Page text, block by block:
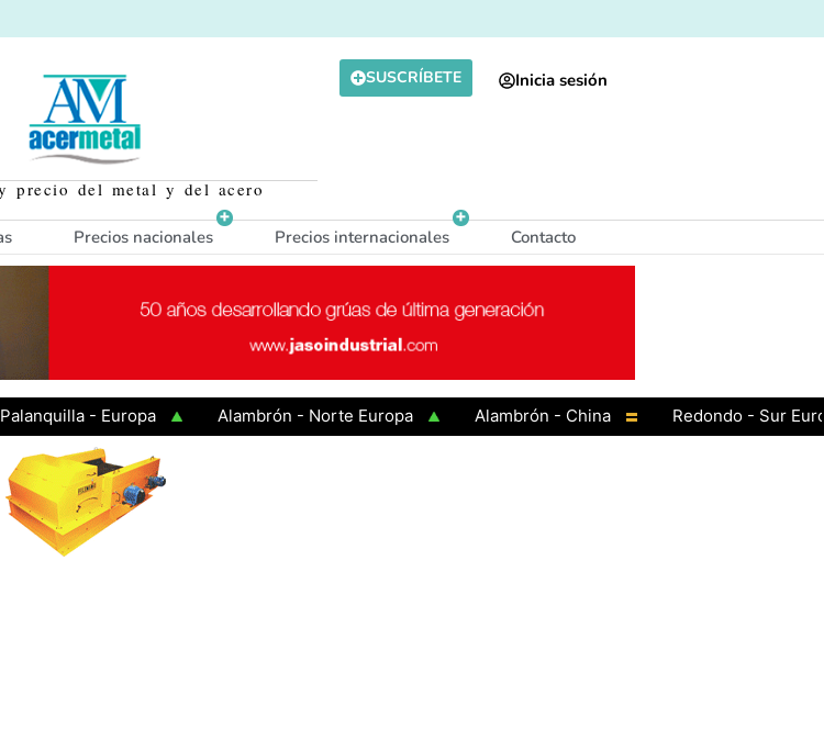
precio del metal y del acero
SUSCRÍBETE Inicia sesión
Precios nacionales Precios internacionales Contacto
- Europa Alambrón - Norte Europa Alambrón - China
Redondo - Sur Europa